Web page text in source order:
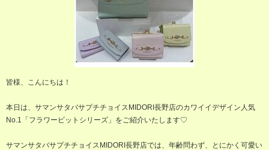
皆様、こんにちは！
本日は、サマンサタバサプチチョイスMIDORI長野店のカワイイデザイン人気
No.1「フラワービットシリーズ」をご紹介いたします♡
サマンサタバサプチチョイスMIDORI長野店では、年齢問わず、とにかく可愛い